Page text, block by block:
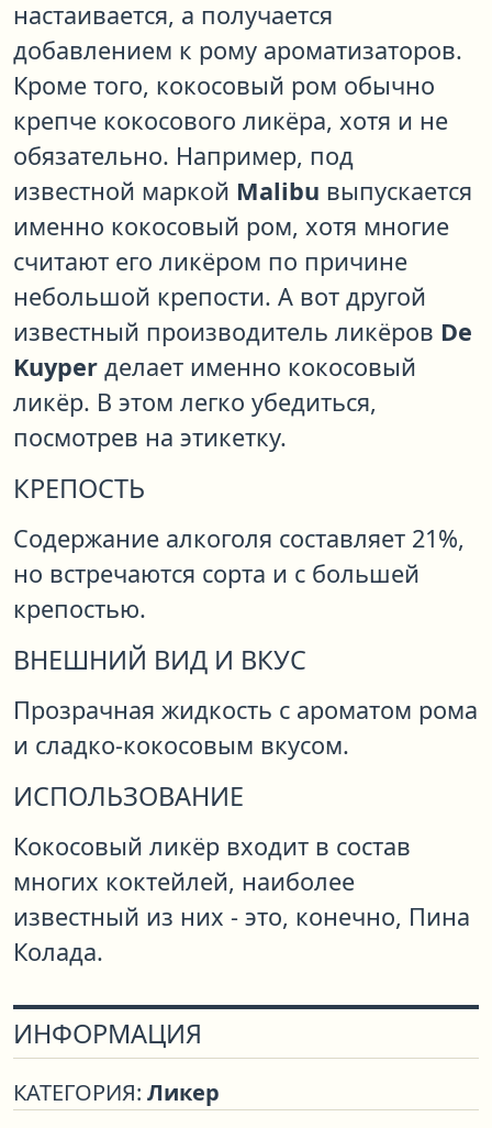
настаивается, а получается
добавлением к рому ароматизаторов.
Кроме того, кокосовый ром обычно
крепче кокосового ликёра, хотя и не
обязательно. Например, под
известной маркой Malibu выпускается
именно кокосовый ром, хотя многие
считают его ликёром по причине
небольшой крепости. А вот другой
известный производитель ликёров De
Kuyper делает именно кокосовый
ликёр. В этом легко убедиться,
посмотрев на этикетку.
КРЕПОСТЬ
Содержание алкоголя составляет 21%,
но встречаются сорта и с большей
крепостью.
ВНЕШНИЙ ВИД И ВКУС
Прозрачная жидкость с ароматом рома
и сладко-кокосовым вкусом.
ИСПОЛЬЗОВАНИЕ
Кокосовый ликёр входит в состав
многих коктейлей, наиболее
известный из них - это, конечно, Пина
Колада.
ИНФОРМАЦИЯ
КАТЕГОРИЯ: Ликер